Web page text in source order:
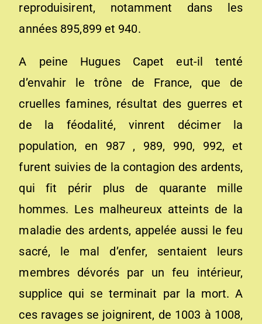
reproduisirent, notamment dans les
années 895,899 et 940.
A peine Hugues Capet eut-il tenté
d’envahir le trône de France, que de
cruelles famines, résultat des guerres et
de la féodalité, vinrent décimer la
population, en 987 , 989, 990, 992, et
furent suivies de la contagion des ardents,
qui fit périr plus de quarante mille
hommes. Les malheureux atteints de la
maladie des ardents, appelée aussi le feu
sacré, le mal d’enfer, sentaient leurs
membres dévorés par un feu intérieur,
supplice qui se terminait par la mort. A
ces ravages se joignirent, de 1003 à 1008,